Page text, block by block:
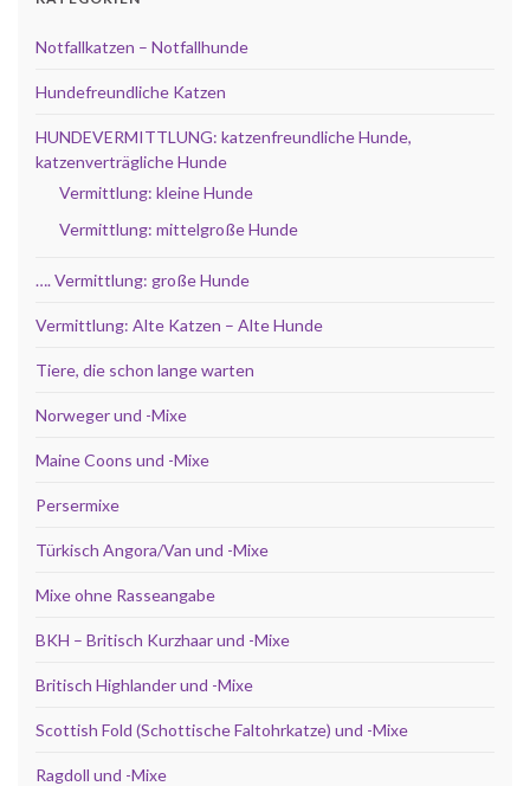
Notfallkatzen – Notfallhunde
Hundefreundliche Katzen
HUNDEVERMITTLUNG: katzenfreundliche Hunde,
katzenverträgliche Hunde
Vermittlung: kleine Hunde
Vermittlung: mittelgroße Hunde
…. Vermittlung: große Hunde
Vermittlung: Alte Katzen – Alte Hunde
Tiere, die schon lange warten
Norweger und -Mixe
Maine Coons und -Mixe
Persermixe
Türkisch Angora/Van und -Mixe
Mixe ohne Rasseangabe
BKH – Britisch Kurzhaar und -Mixe
Britisch Highlander und -Mixe
Scottish Fold (Schottische Faltohrkatze) und -Mixe
Ragdoll und -Mixe